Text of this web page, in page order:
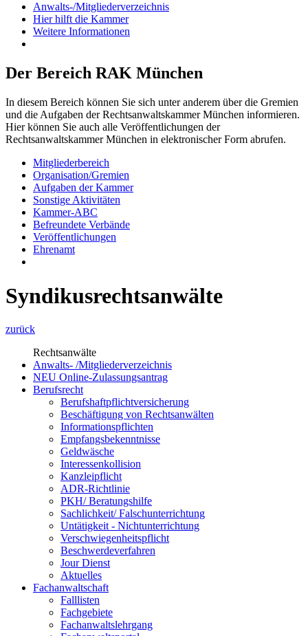
Anwalts-/Mitgliederverzeichnis
Hier hilft die Kammer
Weitere Informationen
Der Bereich RAK München
In diesem Bereich können Sie sich unter anderem über die Gremien
und die Aufgaben der Rechtsanwaltskammer München informieren.
Hier können Sie auch alle Veröffentlichungen der
Rechtsanwaltskammer München in elektronischer Form abrufen.
Mitgliederbereich
Organisation/Gremien
Aufgaben der Kammer
Sonstige Aktivitäten
Kammer-ABC
Befreundete Verbände
Veröffentlichungen
Ehrenamt
Syndikusrechtsanwälte
zurück
Rechtsanwälte
Anwalts- /Mitgliederverzeichnis
NEU Online-Zulassungsantrag
Berufsrecht
Berufshaftpflichtversicherung
Beschäftigung von Rechtsanwälten
Informationspflichten
Empfangsbekenntnisse
Geldwäsche
Interessenkollision
Kanzleipflicht
ADR-Richtlinie
PKH/ Beratungshilfe
Sachlichkeit/ Falschunterrichtung
Untätigkeit - Nichtunterrichtung
Verschwiegenheitspflicht
Beschwerdeverfahren
Jour Dienst
Aktuelles
Fachanwaltschaft
Falllisten
Fachgebiete
Fachanwaltslehrgang